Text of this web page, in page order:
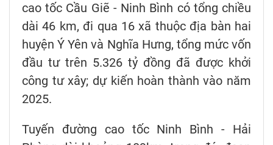
cao tốc Cầu Giẽ - Ninh Bình có tổng chiều
dài 46 km, đi qua 16 xã thuộc địa bàn hai
huyện Ý Yên và Nghĩa Hưng, tổng mức vốn
đầu tư trên 5.326 tỷ đồng đã được khởi
công tư xây; dự kiến hoàn thành vào năm
2025.
Tuyến đường cao tốc Ninh Bình - Hải